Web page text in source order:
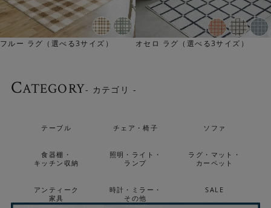
モダンに映えるデザイン
フルー ラグ（選べる3サイズ） オセロ ラグ（選べる3サイズ）
CATEGORY- カテゴリ -
テーブル チェア・椅子 ソファ
食器棚・
キッチン収納
照明・ライト・
ランプ
ラグ・マット・
カーペット
アンティーク
家具
時計・ミラー・
その他
SALE